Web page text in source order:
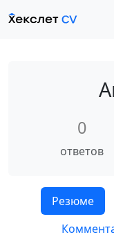
0
ответов
Резюме